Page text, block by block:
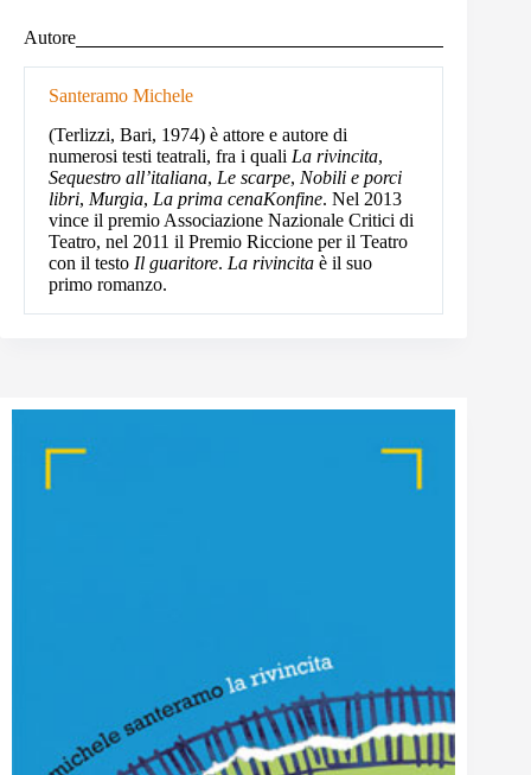
Autore
Santeramo Michele
(Terlizzi, Bari, 1974) è attore e autore di
numerosi testi teatrali, fra i quali La rivincita,
Sequestro all’italiana, Le scarpe, Nobili e porci
libri, Murgia, La prima cenaKonfine. Nel 2013
vince il premio Associazione Nazionale Critici di
Teatro, nel 2011 il Premio Riccione per il Teatro
con il testo Il guaritore. La rivincita è il suo
primo romanzo.